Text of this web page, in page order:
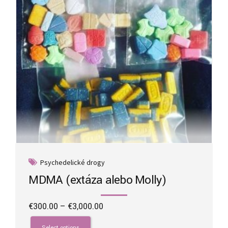
on
the
product
page
Psychedelické drogy
MDMA (extáza alebo Molly)
€300.00 – €3,000.00
This